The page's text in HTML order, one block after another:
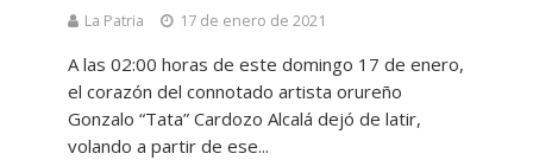
La Patria 17 de enero de 2021
A las 02:00 horas de este domingo 17 de enero,
el corazón del connotado artista orureño
Gonzalo “Tata” Cardozo Alcalá dejó de latir,
volando a partir de ese...